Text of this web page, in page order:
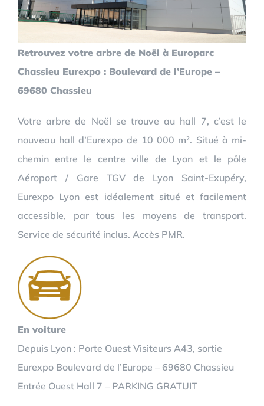
Retrouvez votre arbre de Noël à Europarc
Chassieu Eurexpo : Boulevard de l’Europe –
69680 Chassieu
Votre arbre de Noël se trouve au hall 7, c’est le
nouveau hall d’Eurexpo de 10 000 m². Situé à mi-
chemin entre le centre ville de Lyon et le pôle
Aéroport / Gare TGV de Lyon Saint-Exupéry,
Eurexpo Lyon est idéalement situé et facilement
accessible, par tous les moyens de transport.
Service de sécurité inclus. Accès PMR.
En voiture
Depuis Lyon : Porte Ouest Visiteurs A43, sortie
Eurexpo Boulevard de l’Europe – 69680 Chassieu
Entrée Ouest Hall 7 – PARKING GRATUIT